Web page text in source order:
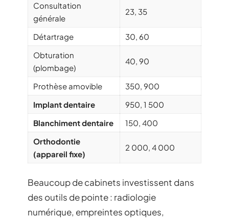
Consultation
générale
23, 35
Détartrage
30, 60
Obturation
(plombage)
40, 90
Prothèse amovible
350, 900
Implant dentaire
950, 1 500
Blanchiment dentaire
150, 400
Orthodontie
(appareil fixe)
2 000, 4 000
Beaucoup de cabinets investissent dans
des outils de pointe : radiologie
numérique, empreintes optiques,